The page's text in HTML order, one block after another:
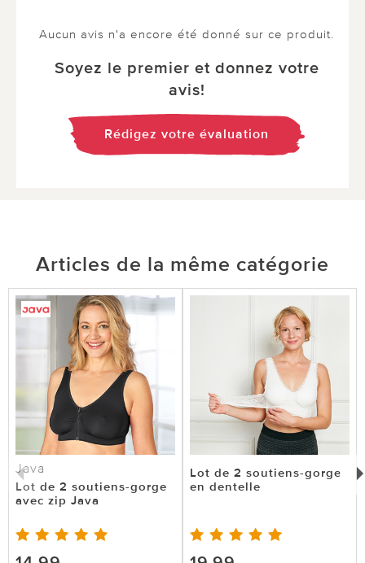
Aucun avis n'a encore été donné sur ce produit.
Soyez le premier et donnez votre
avis!
Rédigez votre évaluation
Articles de la même catégorie
Java
Lot de 2 soutiens-gorge
avec zip Java
Lot de 2 soutiens-gorge
en dentelle